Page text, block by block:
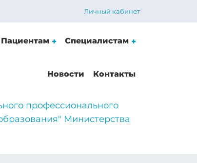
Личный кабинет
Пациентам Специалистам
Новости Контакты
профессионального
Министерства